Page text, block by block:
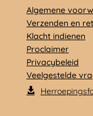
Algemene
Verzenden en
Klacht indienen
Proclaimer
Privacybeleid
Veelgestelde